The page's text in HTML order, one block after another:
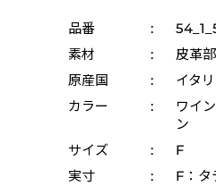
品番 :
素材
:
皮革
原産国
:
イタ
カラー
:
ワイ
ン
サイズ
:
F
実寸
: F：タ